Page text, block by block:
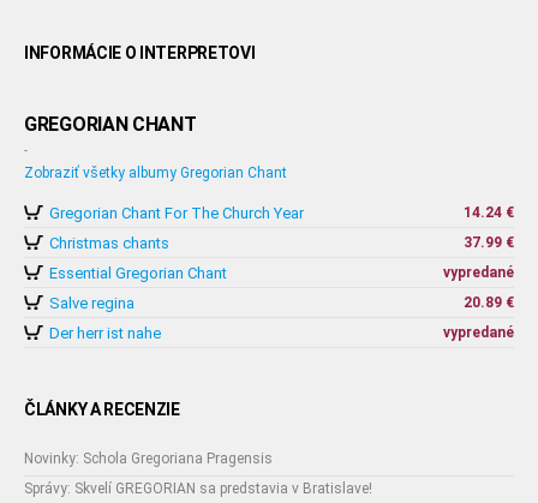
INFORMÁCIE O INTERPRETOVI
GREGORIAN CHANT
-
Zobraziť všetky albumy Gregorian Chant
Gregorian Chant For The Church Year 14.24 €
Christmas chants 37.99 €
Essential Gregorian Chant vypredané
Salve regina 20.89 €
Der herr ist nahe vypredané
ČLÁNKY A RECENZIE
Novinky: Schola Gregoriana Pragensis
Správy: Skvelí GREGORIAN sa predstavia v Bratislave!